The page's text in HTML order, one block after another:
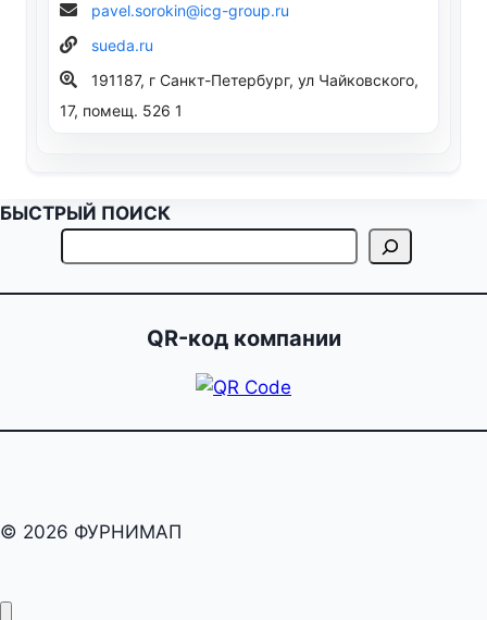
pavel.sorokin@icg-group.ru
sueda.ru
191187, г Санкт-Петербург, ул Чайковского,
17, помещ. 526 1
БЫСТРЫЙ ПОИСК
QR-код компании
© 2026 ФУРНИМАП